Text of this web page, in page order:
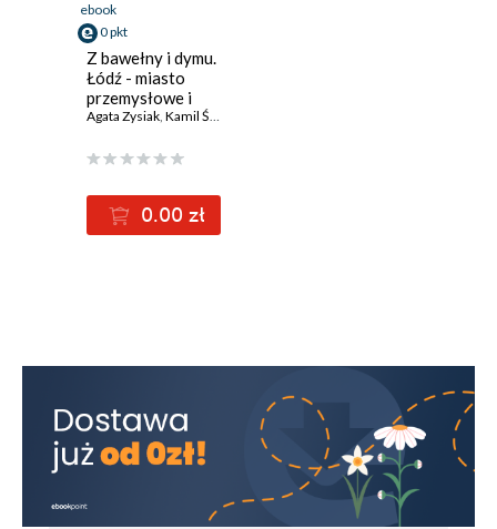
ebook
0 pkt
Z bawełny i dymu.
Łódź - miasto
przemysłowe i
dyskursy
nowoczesności
Agata Zysiak, Kamil Śmiechowski
0.00 zł